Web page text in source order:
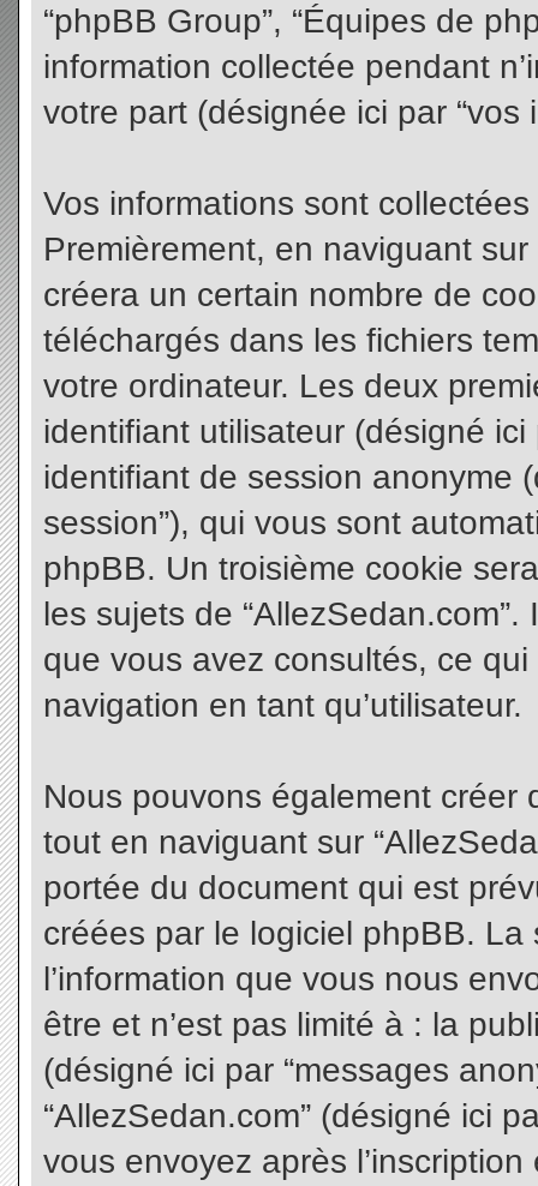
“phpBB Group”, “Équipes de
information collectée pendant
votre part (désignée ici par “vos
Vos informations sont
Premièrement, en naviguant
créera un certain nombre de
téléchargés dans les fichiers
votre ordinateur. Les deux
identifiant utilisateur (désigné ici
identifiant de session anonyme
session”), qui vous sont
phpBB. Un troisième cookie
les sujets de
que vous avez consultés, ce
navigation en tant qu’utilisateur.
Nous pouvons également créer
tout en naviguant sur
portée du document qui est
créées par le logiciel phpBB.
l’information que vous nous
être et n’est pas limité à : la
(désigné ici par “messages
“AllezSedan.com” (désigné ici
vous envoyez après